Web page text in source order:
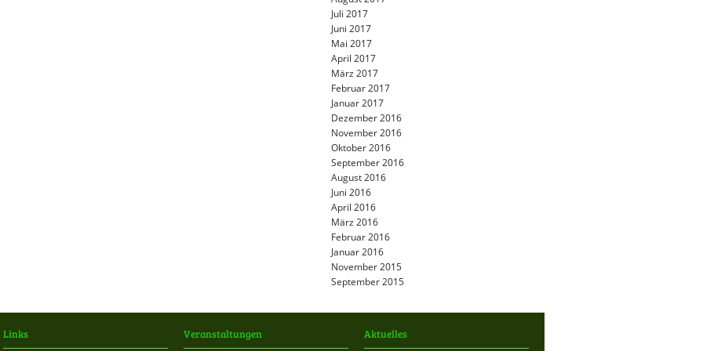
Juli 2017
Juni 2017
Mai 2017
April 2017
März 2017
Februar 2017
Januar 2017
Dezember 2016
November 2016
Oktober 2016
September 2016
August 2016
Juni 2016
April 2016
März 2016
Februar 2016
Januar 2016
November 2015
September 2015
Links Veranstaltungen Aktuelles